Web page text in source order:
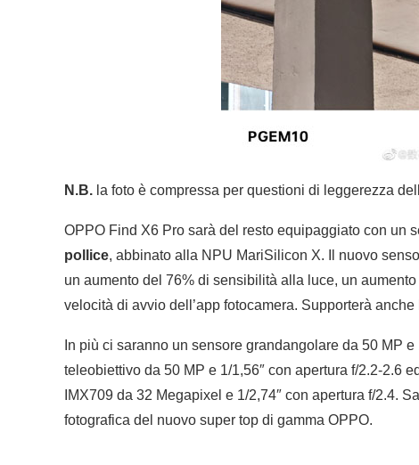
N.B. la foto è compressa per questioni di leggerezza
OPPO Find X6 Pro sarà del resto equipaggiato con un
pollice, abbinato alla NPU MariSilicon X. Il nuovo
un aumento del 76% di sensibilità alla luce, un
velocità di avvio dell’app fotocamera. Supporterà
In più ci saranno un sensore grandangolare da 50 MP
teleobiettivo da 50 MP e 1/1,56″ con apertura f/2.2-2.6
IMX709 da 32 Megapixel e 1/2,74″ con apertura f/2.4.
fotografica del nuovo super top di gamma OPPO.